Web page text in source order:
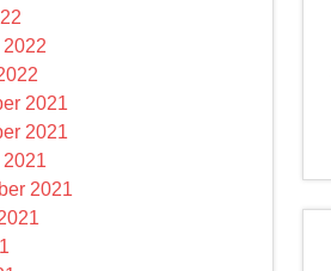
2022
2021
2021
2021